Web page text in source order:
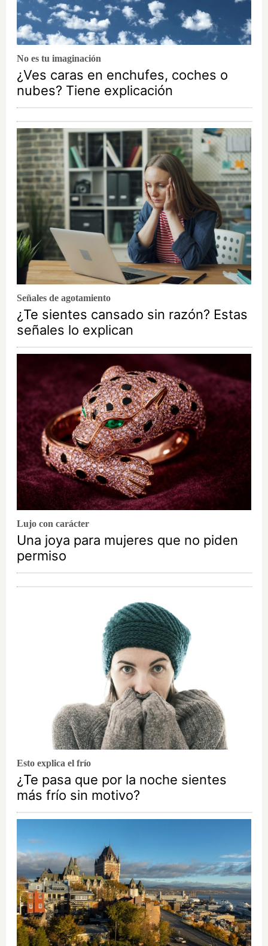
No es tu imaginación
¿Ves caras en enchufes, coches o
nubes? Tiene explicación
Señales de agotamiento
¿Te sientes cansado sin razón? Estas
señales lo explican
Lujo con carácter
Una joya para mujeres que no piden
permiso
Esto explica el frío
¿Te pasa que por la noche sientes
más frío sin motivo?